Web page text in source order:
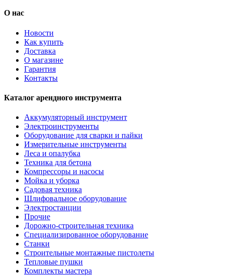
О нас
Новости
Как купить
Доставка
О магазине
Гарантия
Контакты
Каталог арендного инструмента
Аккумуляторный инструмент
Электроинструменты
Оборудование для сварки и пайки
Измерительные инструменты
Леса и опалубка
Техника для бетона
Компрессоры и насосы
Мойка и уборка
Садовая техника
Шлифовальное оборудование
Электростанции
Прочие
Дорожно-строительная техника
Специализированное оборудование
Станки
Строительные монтажные пистолеты
Тепловые пушки
Комплекты мастера